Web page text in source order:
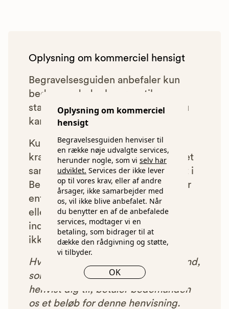
Oplysning om kommerciel
hensigt
Begravelsesguiden henviser til
en række nøje udvalgte services,
herunder nogle, som vi selv har
udviklet. Services der ikke lever
op til vores krav, eller af andre
årsager, ikke samarbejder med
os, vil ikke blive anbefalet. Når
du benytter en af de anbefalede
services, modtager vi en
betaling, som bidrager til at
dække den rådgivning og støtte,
vi tilbyder.
OK
Oplysning om kommerciel hensigt
Begravelsesguiden anbefaler kun
bedemænd, der lever op til vores
statistiske pris- og kvalitetskrav. Du
kan læse mere om vores krav
Kun bedemænd der lever op til
kravene har mulighed for at indgå et
samarbejde med os om at blive vist i
Begravelsesguiden. Bedemænd der
enten ikke lever op til vores krav,
eller som af andre årsager ikke har
indgået et samarbejde med os, vil
ikke blive vist i vores anbefalinger.
Hver gang du benytter en bedemand,
som vi har godkendt, anbefalet og
henvist dig til, betaler bedemanden
os et beløb for denne henvisning.